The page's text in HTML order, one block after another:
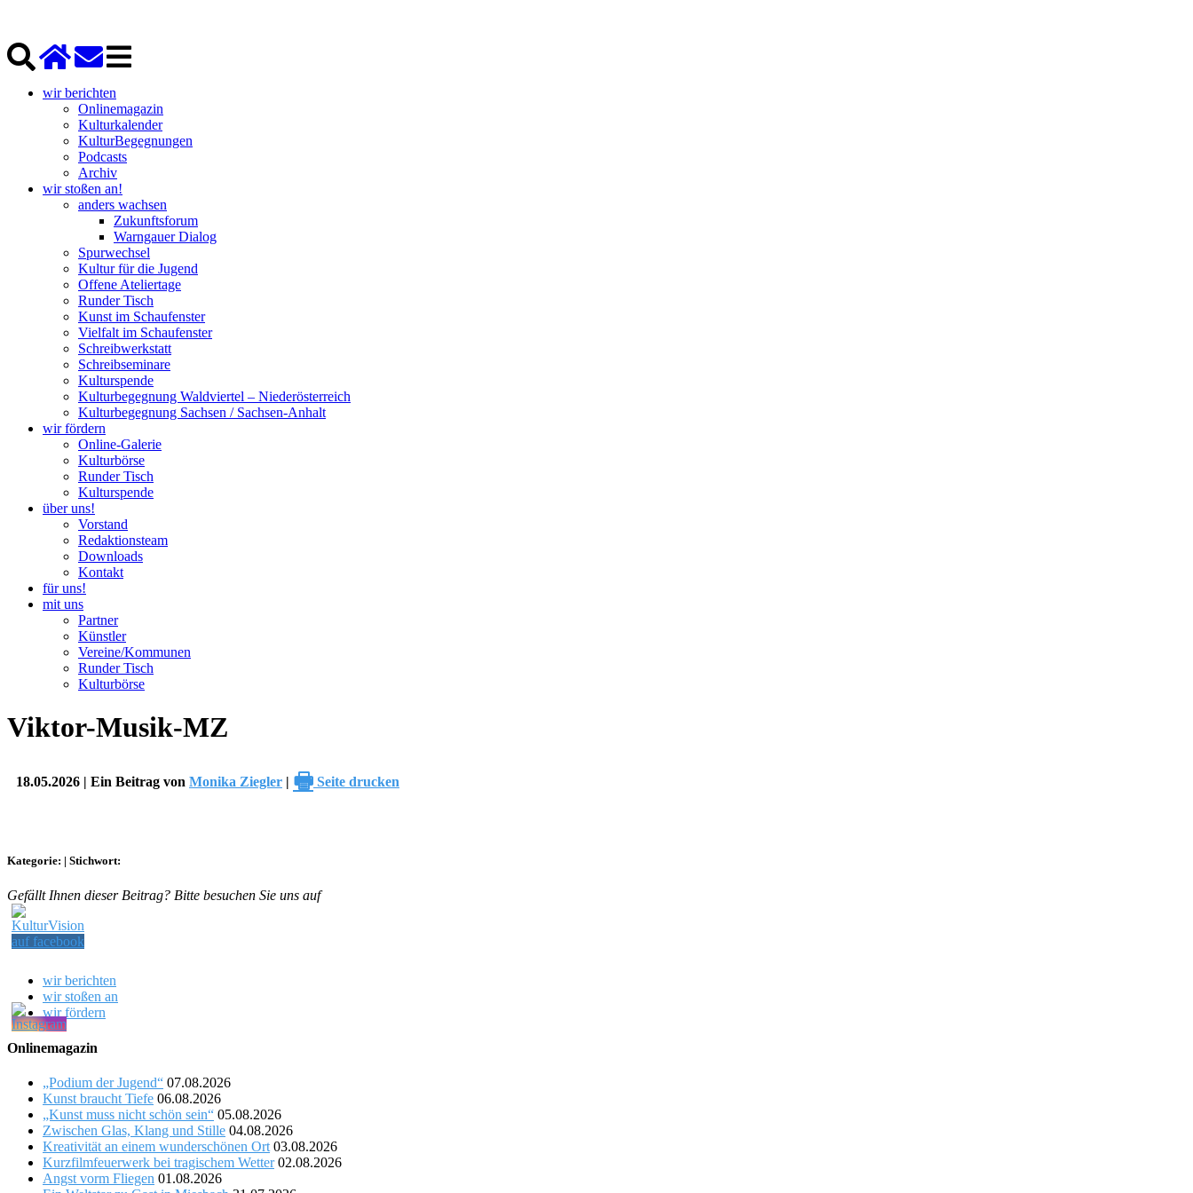
wir berichten
Onlinemagazin
Kulturkalender
KulturBegegnungen
Podcasts
Archiv
wir stoßen an!
anders wachsen
Zukunftsforum
Warngauer Dialog
Spurwechsel
Kultur für die Jugend
Offene Ateliertage
Runder Tisch
Kunst im Schaufenster
Vielfalt im Schaufenster
Schreibwerkstatt
Schreibseminare
Kulturspende
Kulturbegegnung Waldviertel – Niederösterreich
Kulturbegegnung Sachsen / Sachsen-Anhalt
wir fördern
Online-Galerie
Kulturbörse
Runder Tisch
Kulturspende
über uns!
Vorstand
Redaktionsteam
Downloads
Kontakt
für uns!
mit uns
Partner
Künstler
Vereine/Kommunen
Runder Tisch
Kulturbörse
Viktor-Musik-MZ
18.05.2026 | Ein Beitrag von Monika Ziegler | 🖶 Seite drucken
Kategorie: | Stichwort:
Gefällt Ihnen dieser Beitrag? Bitte besuchen Sie uns auf
wir berichten
wir stoßen an
wir fördern
Onlinemagazin
„Podium der Jugend“ 07.08.2026
Kunst braucht Tiefe 06.08.2026
„Kunst muss nicht schön sein“ 05.08.2026
Zwischen Glas, Klang und Stille 04.08.2026
Kreativität an einem wunderschönen Ort 03.08.2026
Kurzfilmfeuerwerk bei tragischem Wetter 02.08.2026
Angst vorm Fliegen 01.08.2026